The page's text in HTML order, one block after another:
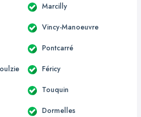
Marcilly
Vincy-Manoeuvre
Pontcarré
Féricy
Touquin
Dormelles